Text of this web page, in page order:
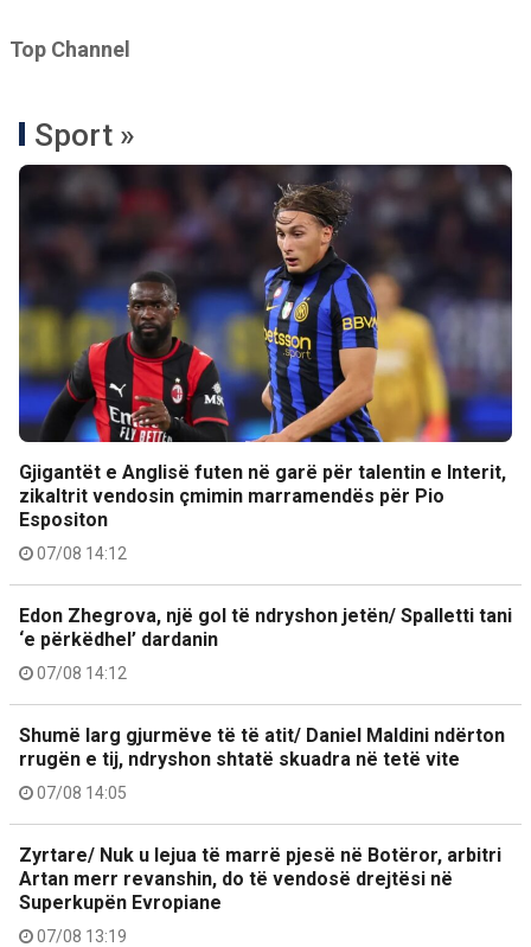
Top Channel
Sport »
Gjigantët e Anglisë futen në garë për talentin e Interit,
zikaltrit vendosin çmimin marramendës për Pio
Espositon
07/08 14:12
Edon Zhegrova, një gol të ndryshon jetën/ Spalletti tani
‘e përkëdhel’ dardanin
07/08 14:12
Shumë larg gjurmëve të të atit/ Daniel Maldini ndërton
rrugën e tij, ndryshon shtatë skuadra në tetë vite
07/08 14:05
Zyrtare/ Nuk u lejua të marrë pjesë në Botëror, arbitri
Artan merr revanshin, do të vendosë drejtësi në
Superkupën Evropiane
07/08 13:19